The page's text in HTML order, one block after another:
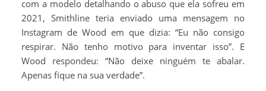
com a modelo detalhando o abuso que ela sofreu em
2021, Smithline teria enviado uma mensagem no
Instagram de Wood em que dizia: “Eu não consigo
respirar. Não tenho motivo para inventar isso”. E
Wood respondeu: “Não deixe ninguém te abalar.
Apenas fique na sua verdade”.